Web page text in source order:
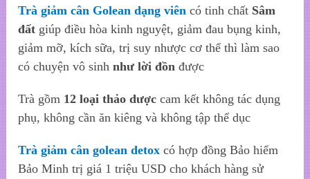
Trà giảm cân Golean dạng viên có tinh chất Sâm
đất giúp điều hòa kinh nguyệt, giảm đau bụng kinh,
giảm mỡ, kích sữa, trị suy nhược cơ thể thì làm sao
có chuyện vô sinhnhư lời đồn được
Trà gồm 12 loại thảo dược cam kết không tác dụng
phụ, không cần ăn kiêng và không tập thể dục
Trà giảm cân golean detox có hợp đồng Bảo hiểm
Bảo Minh trị giá 1 triệu USD cho khách hàng sử